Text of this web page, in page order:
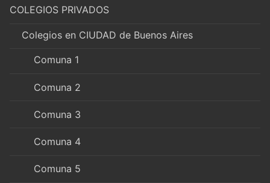
COLEGIOS PRIVADOS
Colegios en CIUDAD de Buenos Aires
Comuna 1
Comuna 2
Comuna 3
Comuna 4
Comuna 5